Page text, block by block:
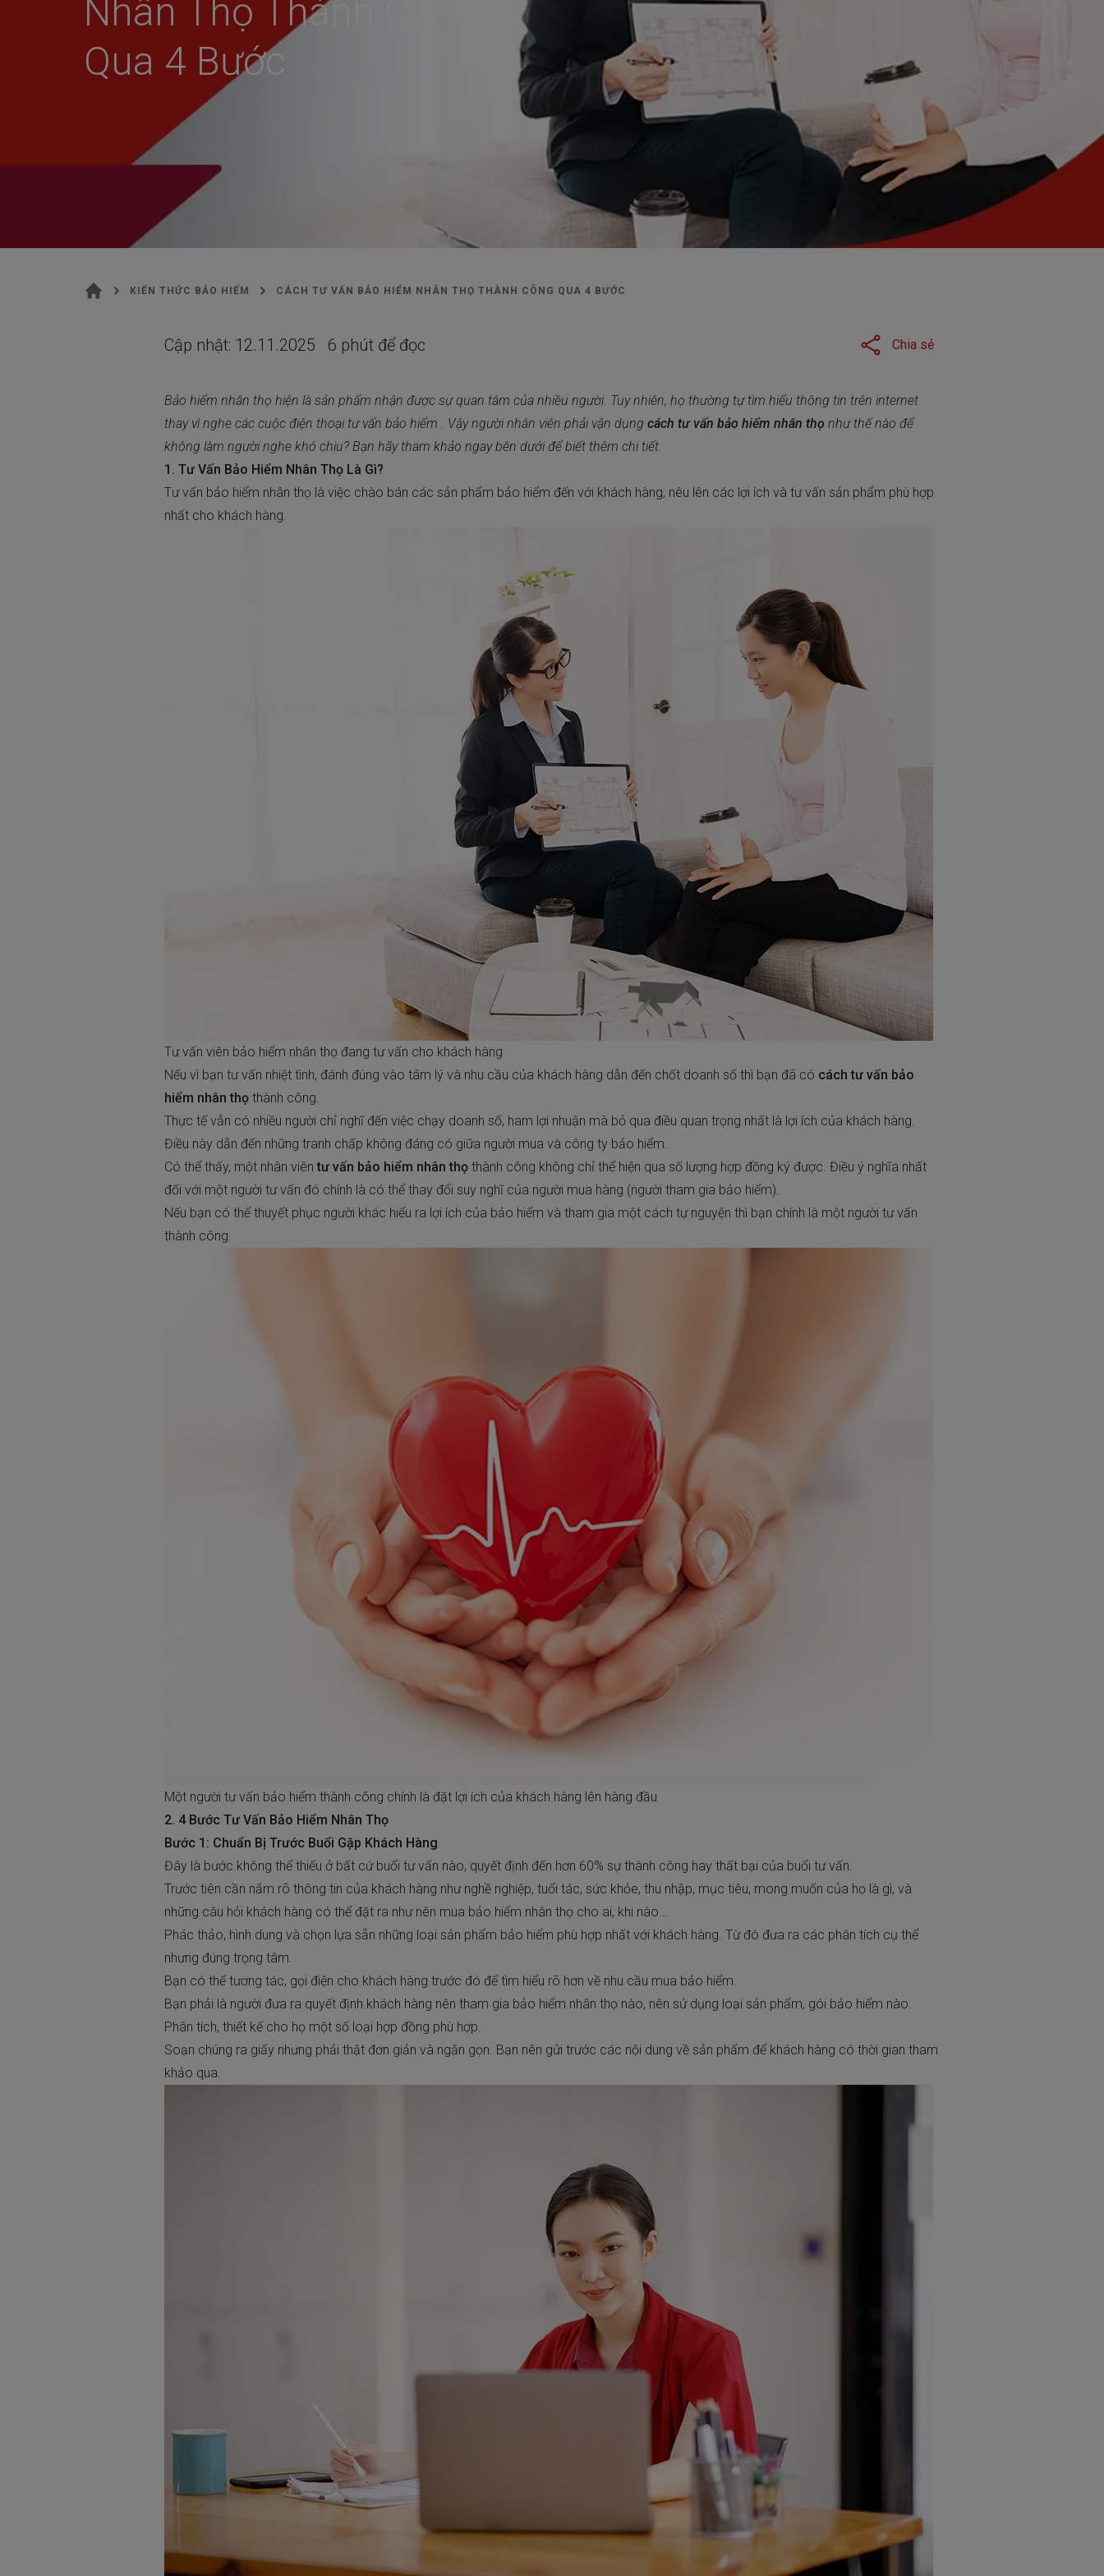
Có thể bạn quan tâm
Dịch vụ hợp đồng
Chương trình chăm sóc khách hàng
Nhân Thọ Thành Công
Qua 4 Bước
KIẾN THỨC BẢO HIỂM CÁCH TƯ VẤN BẢO HIỂM NHÂN THỌ THÀNH CÔNG QUA 4 BƯỚC
Cập nhật: 12.11.2025 6 phút để đọc Chia sẻ
Bảo hiểm nhân thọ hiện là sản phẩm nhận được sự quan tâm của nhiều người. Tuy nhiên, họ thường tự tìm hiểu thông tin trên internet
thay vì nghe các cuộc điện thoại tư vấn bảo hiểm . Vậy người nhân viên phải vận dụng cách tư vấn bảo hiểm nhân thọ như thế nào để
không làm người nghe khó chịu? Bạn hãy tham khảo ngay bên dưới để biết thêm chi tiết.
1. Tư Vấn Bảo Hiểm Nhân Thọ Là Gì?
Tư vấn bảo hiểm nhân thọ là việc chào bán các sản phẩm bảo hiểm đến với khách hàng, nêu lên các lợi ích và tư vấn sản phẩm phù hợp
nhất cho khách hàng.
Tư vấn viên bảo hiểm nhân thọ đang tư vấn cho khách hàng
Nếu vì bạn tư vấn nhiệt tình, đánh đúng vào tâm lý và nhu cầu của khách hàng dẫn đến chốt doanh số thì bạn đã có cách tư vấn bảo
hiểm nhân thọthành công.
Thực tế vẫn có nhiều người chỉ nghĩ đến việc chạy doanh số, ham lợi nhuận mà bỏ qua điều quan trọng nhất là lợi ích của khách hàng.
Điều này dẫn đến những tranh chấp không đáng có giữa người mua và công ty bảo hiểm.
Có thể thấy, một nhân viêntư vấn bảo hiểm nhân thọthành công không chỉ thể hiện qua số lượng hợp đồng ký được. Điều ý nghĩa nhất
đối với một người tư vấn đó chính là có thể thay đổi suy nghĩ của người mua hàng (người tham gia bảo hiểm).
Nếu bạn có thể thuyết phục người khác hiểu ra lợi ích của bảo hiểm và tham gia một cách tự nguyện thì bạn chính là một người tư vấn
thành công.
Một người tư vấn bảo hiểm thành công chính là đặt lợi ích của khách hàng lên hàng đầu
2. 4 Bước Tư Vấn Bảo Hiểm Nhân Thọ
Bước 1: Chuẩn Bị Trước Buổi Gặp Khách Hàng
Đây là bước không thể thiếu ở bất cứ buổi tư vấn nào, quyết định đến hơn 60% sự thành công hay thất bại của buổi tư vấn.
Trước tiên cần nắm rõ thông tin của khách hàng như nghề nghiệp, tuổi tác, sức khỏe, thu nhập, mục tiêu, mong muốn của họ là gì, và
những câu hỏi khách hàng có thể đặt ra như nên mua bảo hiểm nhân thọ cho ai, khi nào...
Phác thảo, hình dung và chọn lựa sẵn những loại sản phẩm bảo hiểm phù hợp nhất với khách hàng. Từ đó đưa ra các phân tích cụ thể
nhưng đúng trọng tâm.
Bạn có thể tương tác, gọi điện cho khách hàng trước đó để tìm hiểu rõ hơn về nhu cầu mua bảo hiểm.
Bạn phải là người đưa ra quyết định khách hàng nên tham gia bảo hiểm nhân thọnào, nên sử dụng loại sản phẩm, gói bảo hiểm nào.
Phân tích, thiết kế cho họ một số loại hợp đồng phù hợp.
Soạn chúng ra giấy nhưng phải thật đơn giản và ngắn gọn. Bạn nên gửi trước các nội dung về sản phẩm để khách hàng có thời gian tham
khảo qua.